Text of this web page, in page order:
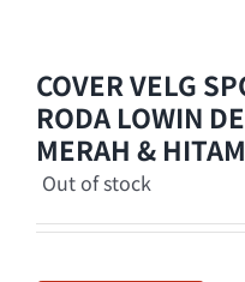
COVER VELG
RODA LOWIN
MERAH &
Out of stock